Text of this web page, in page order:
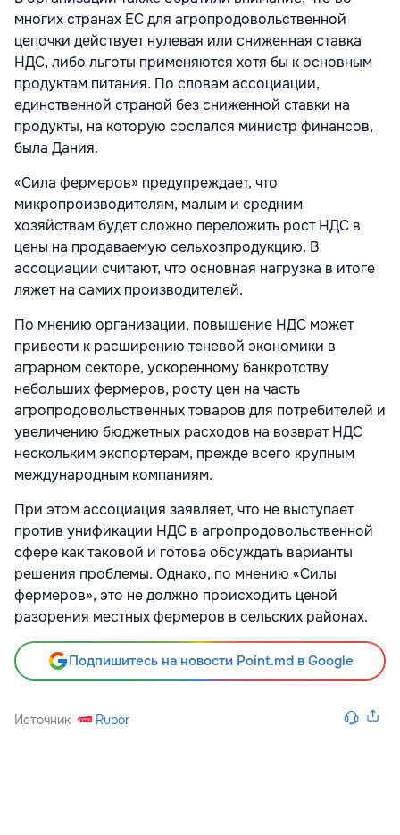
многих странах ЕС для агропродовольственной
цепочки действует нулевая или сниженная ставка
НДС, либо льготы применяются хотя бы к основным
продуктам питания. По словам ассоциации,
единственной страной без сниженной ставки на
продукты, на которую сослался министр финансов,
была Дания.
«Сила фермеров» предупреждает, что
микропроизводителям, малым и средним
хозяйствам будет сложно переложить рост НДС в
цены на продаваемую сельхозпродукцию. В
ассоциации считают, что основная нагрузка в итоге
ляжет на самих производителей.
По мнению организации, повышение НДС может
привести к расширению теневой экономики в
аграрном секторе, ускоренному банкротству
небольших фермеров, росту цен на часть
агропродовольственных товаров для потребителей и
увеличению бюджетных расходов на возврат НДС
нескольким экспортерам, прежде всего крупным
международным компаниям.
При этом ассоциация заявляет, что не выступает
против унификации НДС в агропродовольственной
сфере как таковой и готова обсуждать варианты
решения проблемы. Однако, по мнению «Силы
фермеров», это не должно происходить ценой
разорения местных фермеров в сельских районах.
Подпишитесь на новости Point.md в Google
Источник Rupor